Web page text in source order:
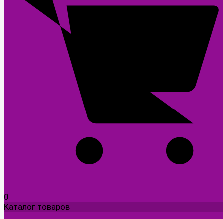
0
Каталог товаров